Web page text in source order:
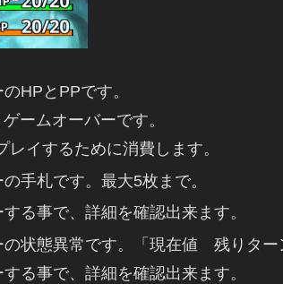
HPとPPです。
ームオーバーです。
レイするために消費します。
札です。最大5枚まで。
る事で、詳細を確認出来ます。
状態異常です。「現在値 残りター
る事で、詳細を確認出来ます。